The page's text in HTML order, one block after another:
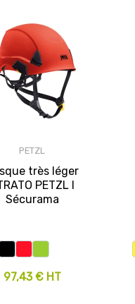
PETZL
très léger
PETZL I
Sécurama
97,43 € HT